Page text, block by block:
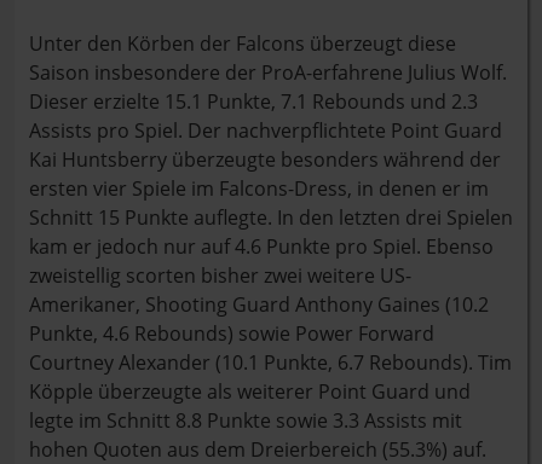
Unter den Körben der Falcons überzeugt diese
Saison insbesondere der ProA-erfahrene Julius Wolf.
Dieser erzielte 15.1 Punkte, 7.1 Rebounds und 2.3
Assists pro Spiel. Der nachverpflichtete Point Guard
Kai Huntsberry überzeugte besonders während der
ersten vier Spiele im Falcons-Dress, in denen er im
Schnitt 15 Punkte auflegte. In den letzten drei Spielen
kam er jedoch nur auf 4.6 Punkte pro Spiel. Ebenso
zweistellig scorten bisher zwei weitere US-
Amerikaner, Shooting Guard Anthony Gaines (10.2
Punkte, 4.6 Rebounds) sowie Power Forward
Courtney Alexander (10.1 Punkte, 6.7 Rebounds). Tim
Köpple überzeugte als weiterer Point Guard und
legte im Schnitt 8.8 Punkte sowie 3.3 Assists mit
hohen Quoten aus dem Dreierbereich (55.3%) auf.